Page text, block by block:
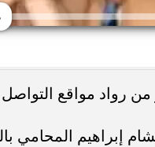
من رواد مواقع
إبراهيم المحامي
رحلت في أثناء أداء
بمستشفى بني